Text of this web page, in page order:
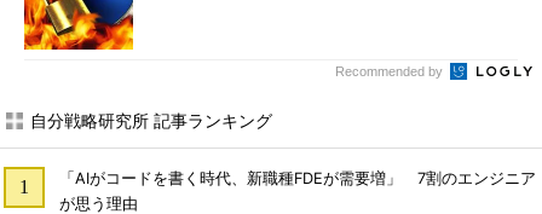
Recommended by
自分戦略研究所 記事ランキング
「AIがコードを書く時代、新職種FDEが需要増」 7割のエンジニア
が思う理由